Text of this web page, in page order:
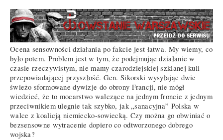
Ocena sensowności działania po fakcie jest łatwa. My wiemy, co
było potem. Problem jest w tym, że podejmując działanie w
czasie rzeczywistym, nie mamy czarodziejskiej szklanej kuli
przepowiadającej przyszłość. Gen. Sikorski wysyłając dwie
świeżo sformowane dywizje do obrony Francji, nie mógł
wiedzieć, że to mocarstwo walczące na jednym froncie z jednym
przeciwnikiem ulegnie tak szybko, jak „sanacyjna” Polska w
walce z koalicją niemiecko-sowiecką. Czy można go obwiniać o
bezsensowne wytracenie dopiero co odtworzonego dobrego
wojska?